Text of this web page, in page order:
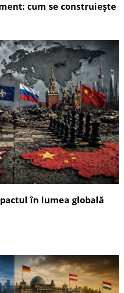
cum se construiește
în lumea globală